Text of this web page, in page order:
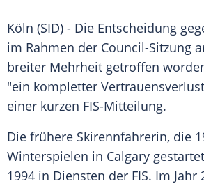
Köln (SID) - Die Entscheidung
im Rahmen der Council-Sitzung
breiter Mehrheit getroffen
"ein kompletter Vertrauensverlust
einer kurzen FIS-Mitteilung.
Die frühere Skirennfahrerin, die
Winterspielen in Calgary
1994 in Diensten der FIS. Im